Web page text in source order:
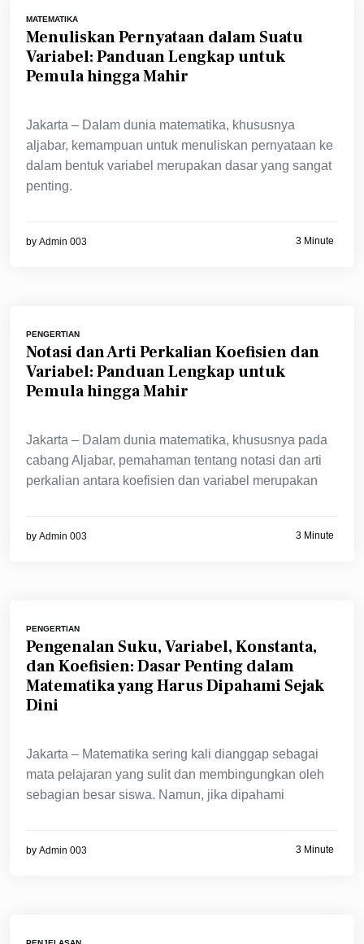
MATEMATIKA
Menuliskan Pernyataan dalam Suatu
Variabel: Panduan Lengkap untuk
Pemula hingga Mahir
Jakarta – Dalam dunia matematika, khususnya
aljabar, kemampuan untuk menuliskan pernyataan ke
dalam bentuk variabel merupakan dasar yang sangat
penting.
by Admin 003 3 Minute
PENGERTIAN
Notasi dan Arti Perkalian Koefisien dan
Variabel: Panduan Lengkap untuk
Pemula hingga Mahir
Jakarta – Dalam dunia matematika, khususnya pada
cabang Aljabar, pemahaman tentang notasi dan arti
perkalian antara koefisien dan variabel merupakan
by Admin 003 3 Minute
PENGERTIAN
Pengenalan Suku, Variabel, Konstanta,
dan Koefisien: Dasar Penting dalam
Matematika yang Harus Dipahami Sejak
Dini
Jakarta – Matematika sering kali dianggap sebagai
mata pelajaran yang sulit dan membingungkan oleh
sebagian besar siswa. Namun, jika dipahami
by Admin 003 3 Minute